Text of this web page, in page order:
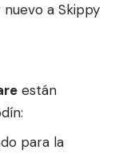
a Skippy
están
para la